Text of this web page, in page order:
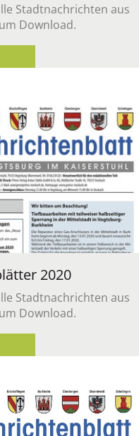
Stadt­nach­rich­ten aus
Down­load.
2020
Stadt­nach­rich­ten aus
Down­load.